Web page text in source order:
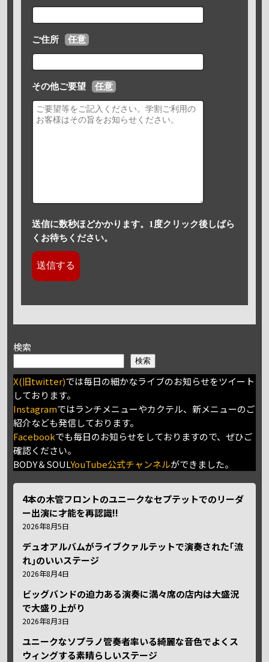
ご住所 任意
その他ご要望 任意
送信に数秒ほどかかります。1度クリック後しばら
くお待ちください。
検索
検索
X(旧twitter)では毎日の細かなライブのお知らせをツイート
しております。
Instagramではランチメニューやカクテル、新メニューのご
紹介なども発信しております。
Facebookでも毎日のお知らせをしておりますので、ぜひご
確認ください。
BODY＆SOULYouTube公式チャンネルができました。
4本の木管フロントのユニークなセプテットでのリーダ
ー出演に才能を再認識!!
2026年8月5日
デュオアルバムがライブクァルテットで演奏された｢流
れ｣のいいステージ
2026年8月4日
ビッグバンドの迫力ある演奏に満々席の店内は大盛況
で大盛り上がり
2026年8月3日
ユニークなソプラノ管奏者率いる綺麗な音色でよくス
ウィングする素晴らしいステージ